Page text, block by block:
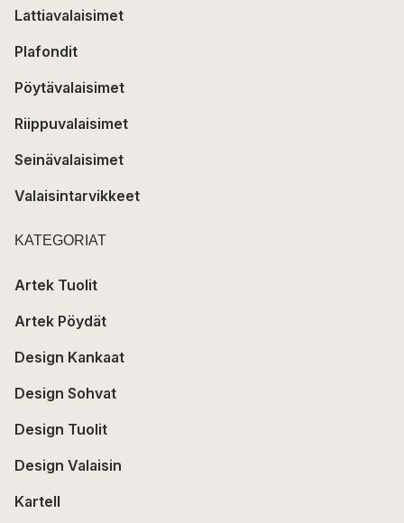
Lattiavalaisimet
Plafondit
Pöytävalaisimet
Riippuvalaisimet
Seinävalaisimet
Valaisintarvikkeet
KATEGORIAT
Artek Tuolit
Artek Pöydät
Design Kankaat
Design Sohvat
Design Tuolit
Design Valaisin
Kartell